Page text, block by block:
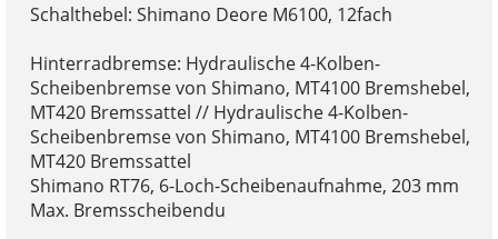
Schalthebel: Shimano Deore M6100, 12fach
Hinterradbremse: Hydraulische 4-Kolben-
Scheibenbremse von Shimano, MT4100 Bremshebel,
MT420 Bremssattel // Hydraulische 4-Kolben-
Scheibenbremse von Shimano, MT4100 Bremshebel,
MT420 Bremssattel
Shimano RT76, 6-Loch-Scheibenaufnahme, 203 mm
Max. Bremsscheibendu